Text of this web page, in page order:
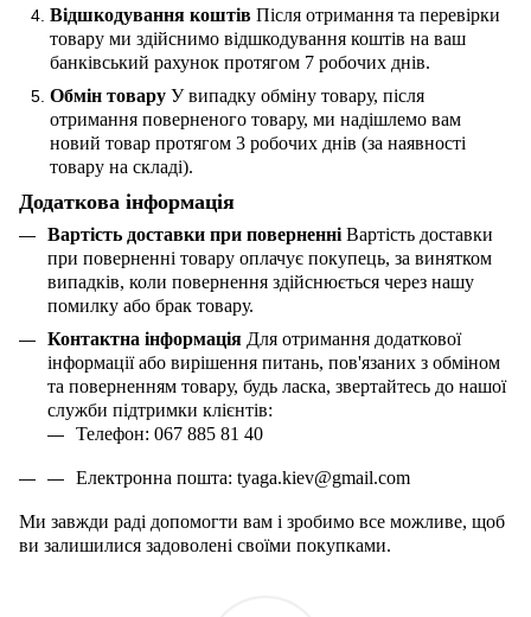
Відшкодування коштів Після отримання та перевірки
товару ми здійснимо відшкодування коштів на ваш
банківський рахунок протягом 7 робочих днів.
Обмін товару У випадку обміну товару, після
отримання поверненого товару, ми надішлемо вам
новий товар протягом 3 робочих днів (за наявності
товару на складі).
Додаткова інформація
Вартість доставки при поверненні Вартість доставки
при поверненні товару оплачує покупець, за винятком
випадків, коли повернення здійснюється через нашу
помилку або брак товару.
Контактна інформація Для отримання додаткової
інформації або вирішення питань, пов'язаних з обміном
та поверненням товару, будь ласка, звертайтесь до нашої
служби підтримки клієнтів:
Телефон: 067 885 81 40
Електронна пошта: tyaga.kiev@gmail.com
Ми завжди раді допомогти вам і зробимо все можливе, щоб
ви залишилися задоволені своїми покупками.